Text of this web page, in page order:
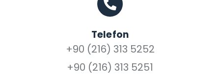
Telefon
+90 (216) 313 5252
+90 (216) 313 5251